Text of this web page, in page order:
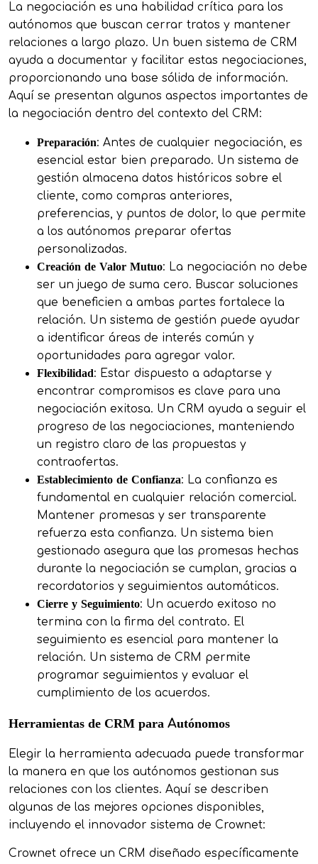
La negociación es una habilidad crítica para los
autónomos que buscan cerrar tratos y mantener
relaciones a largo plazo. Un buen sistema de CRM
ayuda a documentar y facilitar estas negociaciones,
proporcionando una base sólida de información.
Aquí se presentan algunos aspectos importantes de
la negociación dentro del contexto del CRM:
Preparación: Antes de cualquier negociación, es
esencial estar bien preparado. Un sistema de
gestión almacena datos históricos sobre el
cliente, como compras anteriores,
preferencias, y puntos de dolor, lo que permite
a los autónomos preparar ofertas
personalizadas.
Creación de Valor Mutuo: La negociación no debe
ser un juego de suma cero. Buscar soluciones
que beneficien a ambas partes fortalece la
relación. Un sistema de gestión puede ayudar
a identificar áreas de interés común y
oportunidades para agregar valor.
Flexibilidad: Estar dispuesto a adaptarse y
encontrar compromisos es clave para una
negociación exitosa. Un CRM ayuda a seguir el
progreso de las negociaciones, manteniendo
un registro claro de las propuestas y
contraofertas.
Establecimiento de Confianza: La confianza es
fundamental en cualquier relación comercial.
Mantener promesas y ser transparente
refuerza esta confianza. Un sistema bien
gestionado asegura que las promesas hechas
durante la negociación se cumplan, gracias a
recordatorios y seguimientos automáticos.
Cierre y Seguimiento: Un acuerdo exitoso no
termina con la firma del contrato. El
seguimiento es esencial para mantener la
relación. Un sistema de CRM permite
programar seguimientos y evaluar el
cumplimiento de los acuerdos.
Herramientas de CRM para Autónomos
Elegir la herramienta adecuada puede transformar
la manera en que los autónomos gestionan sus
relaciones con los clientes. Aquí se describen
algunas de las mejores opciones disponibles,
incluyendo el innovador sistema de Crownet:
Crownet ofrece un CRM diseñado específicamente